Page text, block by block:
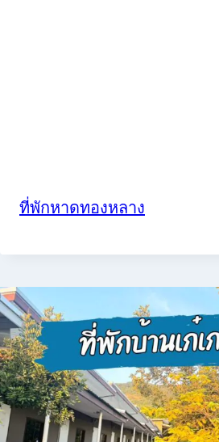
ที่พักหาดทองหลาง